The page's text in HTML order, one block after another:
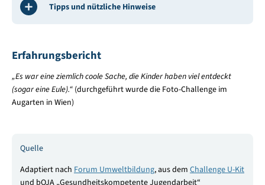
Tipps und nützliche Hinweise
Erfahrungsbericht
„Es war eine ziemlich coole Sache, die Kinder haben viel entdeckt
(sogar eine Eule).“ (durchgeführt wurde die Foto-Challenge im
Augarten in Wien)
Quelle
Adaptiert nach Forum Umweltbildung, aus dem Challenge U-Kit
und bOJA „Gesundheitskompetente Jugendarbeit“